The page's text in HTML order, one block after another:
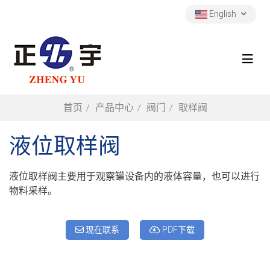
English
首页 产品中心 阀门 取样阀
液位取样阀
液位取样阀主要用于观察罐设备内的液体容量，也可以进行
物料采样。
现在联系 PDF下载